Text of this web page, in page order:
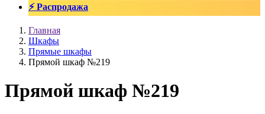
⚡ Распродажа
Главная
Шкафы
Прямые шкафы
Прямой шкаф №219
Прямой шкаф №219